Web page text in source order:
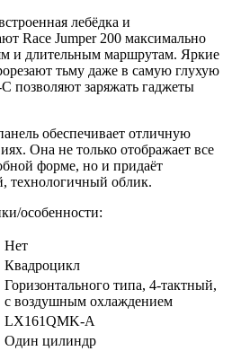
лебёдка и
Race Jumper 200 максимально
и длительным маршрутам. Яркие
тьму даже в самую глухую
позволяют заряжать гаджеты
обеспечивает отличную
Она не только отображает все
форме, но и придаёт
технологичный облик.
особенности:
Нет
Квадроцикл
Горизонтального типа, 4-тактный,
с воздушным охлаждением
LX161QMK-A
Один цилиндр